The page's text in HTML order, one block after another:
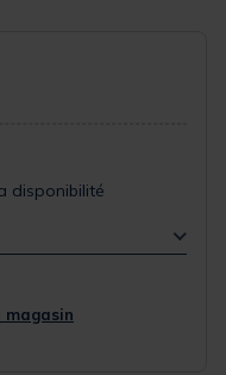
disponibilité
magasin